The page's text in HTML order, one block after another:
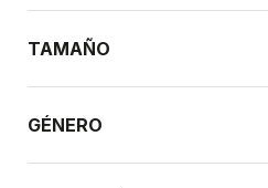
TAMAÑO
GÉNERO